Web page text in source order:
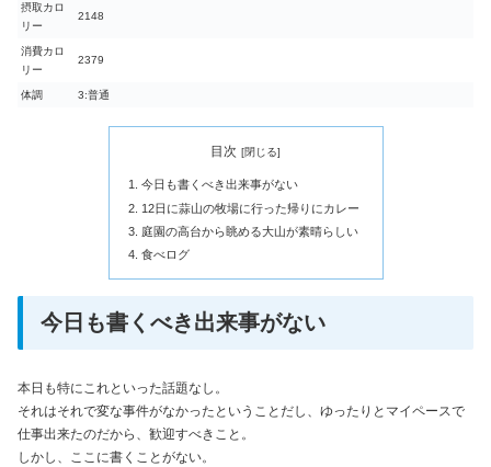
摂取カロ
リー
2148
消費カロ
リー
2379
体調 3:普通
目次
今日も書くべき出来事がない
12日に蒜山の牧場に行った帰りにカレー
庭園の高台から眺める大山が素晴らしい
食べログ
今日も書くべき出来事がない
本日も特にこれといった話題なし。
それはそれで変な事件がなかったということだし、ゆったりとマイペースで
仕事出来たのだから、歓迎すべきこと。
しかし、ここに書くことがない。